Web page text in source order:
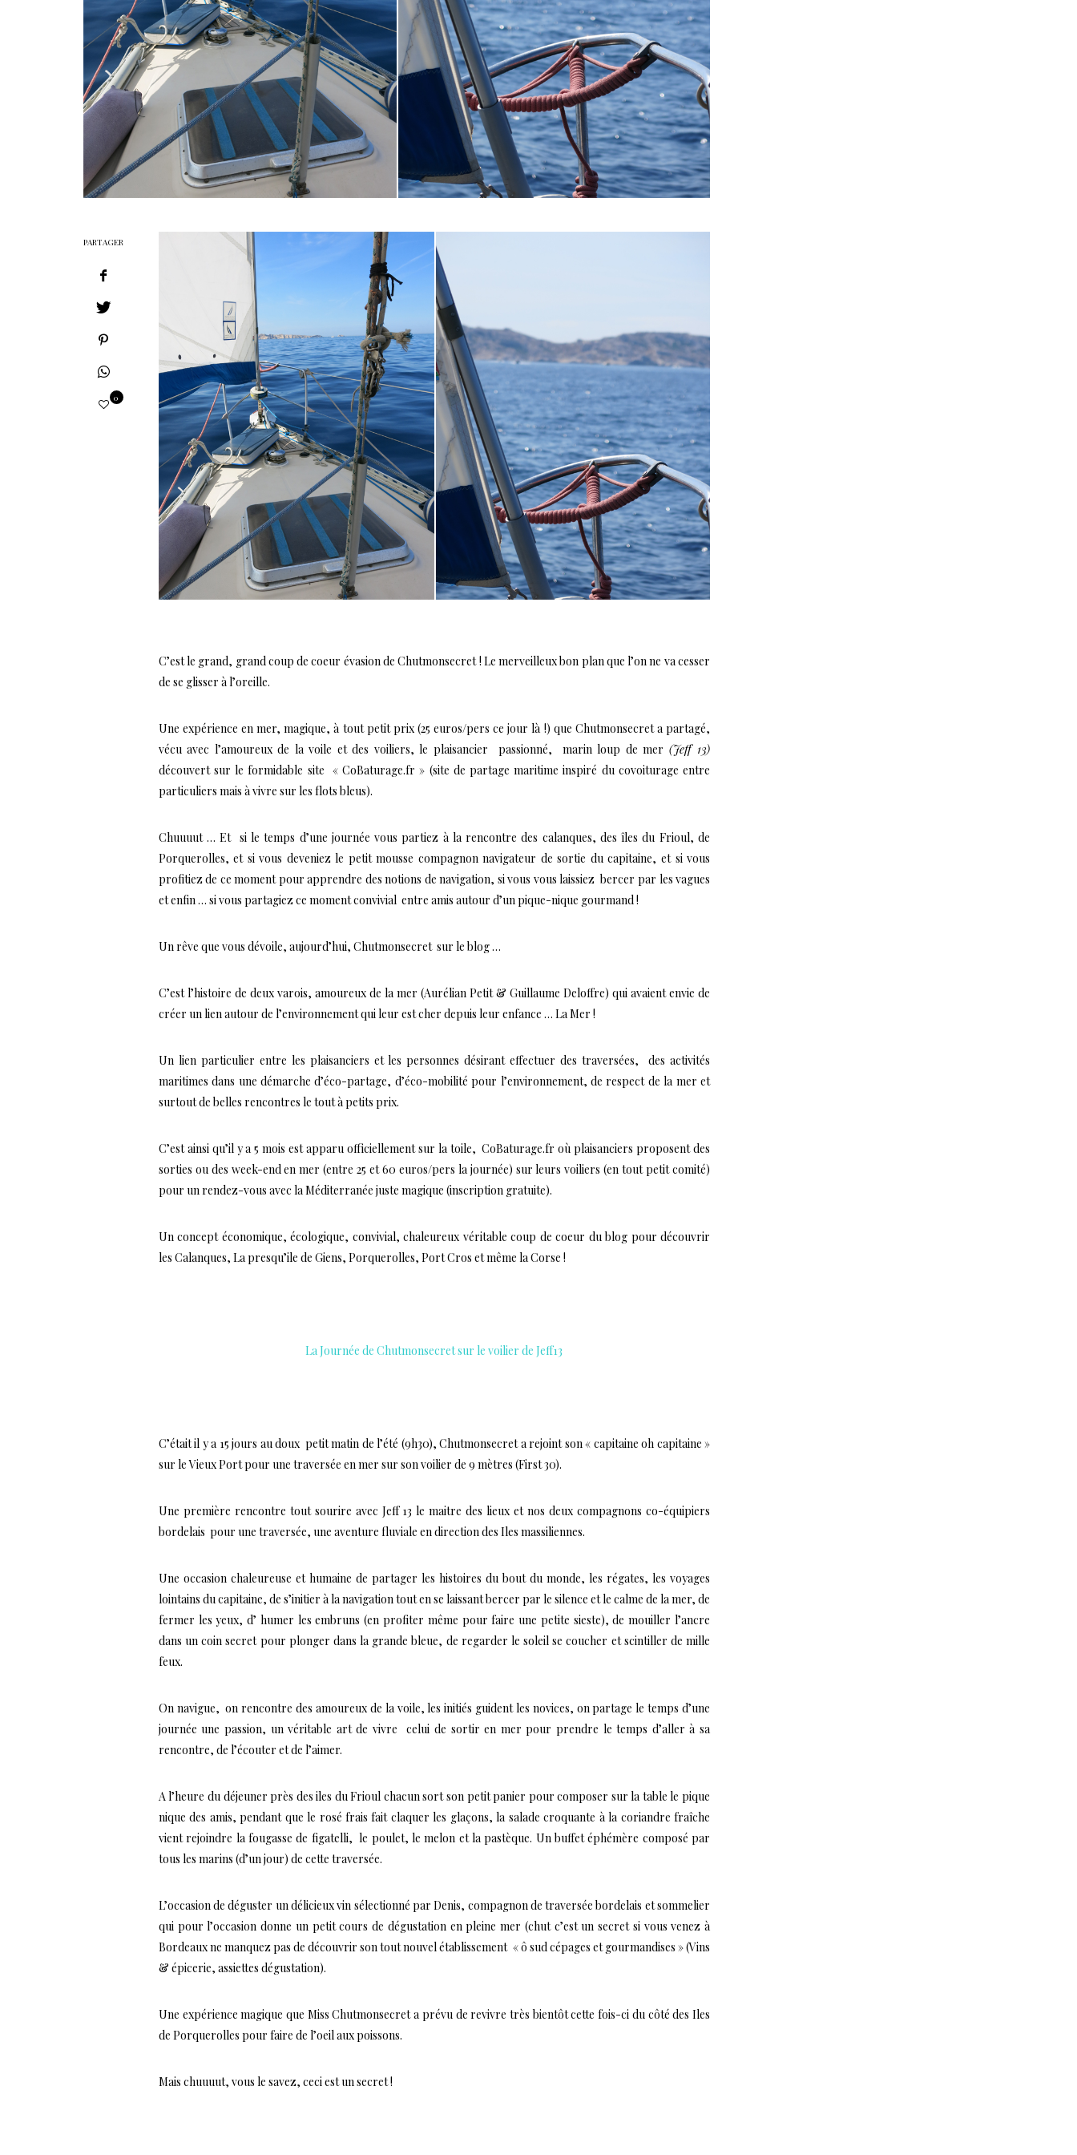
PARTAGER
0
C’est le grand, grand coup de coeur évasion de Chutmonsecret ! Le merveilleux bon plan que l’on ne va cesser
de se glisser à l’oreille.
Une expérience en mer, magique, à tout petit prix (25 euros/pers ce jour là !) que Chutmonsecret a partagé,
vécu avec l’amoureux de la voile et des voiliers, le plaisancier passionné, marin loup de mer (Jeff 13)
découvert sur le formidable site « CoBaturage.fr » (site de partage maritime inspiré du covoiturage entre
particuliers mais à vivre sur les flots bleus).
Chuuuut … Et si le temps d’une journée vous partiez à la rencontre des calanques, des îles du Frioul, de
Porquerolles, et si vous deveniez le petit mousse compagnon navigateur de sortie du capitaine, et si vous
profitiez de ce moment pour apprendre des notions de navigation, si vous vous laissiez bercer par les vagues
et enfin … si vous partagiez ce moment convivial entre amis autour d’un pique-nique gourmand !
Un rêve que vous dévoile, aujourd’hui, Chutmonsecret sur le blog …
C’est l’histoire de deux varois, amoureux de la mer (Aurélian Petit & Guillaume Deloffre) qui avaient envie de
créer un lien autour de l’environnement qui leur est cher depuis leur enfance … La Mer !
Un lien particulier entre les plaisanciers et les personnes désirant effectuer des traversées, des activités
maritimes dans une démarche d’éco-partage, d’éco-mobilité pour l’environnement, de respect de la mer et
surtout de belles rencontres le tout à petits prix.
C’est ainsi qu’il y a 5 mois est apparu officiellement sur la toile,CoBaturage.fr où plaisanciers proposent des
sorties ou des week-end en mer (entre 25 et 60 euros/pers la journée) sur leurs voiliers (en tout petit comité)
pour un rendez-vous avec la Méditerranée juste magique (inscription gratuite).
Un concept économique, écologique, convivial, chaleureux véritable coup de coeur du blog pour découvrir
les Calanques, La presqu’ile de Giens, Porquerolles, Port Cros et même la Corse !
La Journée de Chutmonsecret sur le voilier de Jeff13
C’était il y a 15 jours au doux petit matin de l’été (9h30), Chutmonsecret a rejoint son « capitaine oh capitaine »
sur le Vieux Port pour une traversée en mer sur son voilier de 9 mètres (First 30).
Une première rencontre tout sourire avec Jeff 13 le maitre des lieux et nos deux compagnons co-équipiers
bordelais pour une traversée, une aventure fluviale en direction des Iles massiliennes.
Une occasion chaleureuse et humaine de partager les histoires du bout du monde, les régates, les voyages
lointains du capitaine, de s’initier à la navigation tout en se laissant bercer par le silence et le calme de la mer, de
fermer les yeux, d’ humer les embruns (en profiter même pour faire une petite sieste), de mouiller l’ancre
dans un coin secret pour plonger dans la grande bleue, de regarder le soleil se coucher et scintiller de mille
feux.
On navigue, on rencontre des amoureux de la voile, les initiés guident les novices, on partage le temps d’une
journée une passion, un véritable art de vivre celui de sortir en mer pour prendre le temps d’aller à sa
rencontre, de l’écouter et de l’aimer.
A l’heure du déjeuner près des iles du Frioul chacun sort son petit panier pour composer sur la table le pique
nique des amis, pendant que le rosé frais fait claquer les glaçons, la salade croquante à la coriandre fraîche
vient rejoindre la fougasse de figatelli, le poulet, le melon et la pastèque. Un buffet éphémère composé par
tous les marins (d’un jour) de cette traversée.
L’occasion de déguster un délicieux vin sélectionné par Denis, compagnon de traversée bordelais et sommelier
qui pour l’occasion donne un petit cours de dégustation en pleine mer (chut c’est un secret si vous venez à
Bordeaux ne manquez pas de découvrir son tout nouvel établissement « ô sud cépages et gourmandises »(Vins
& épicerie, assiettes dégustation).
Une expérience magique que Miss Chutmonsecret a prévu de revivre très bientôt cette fois-ci du côté des Iles
de Porquerolles pour faire de l’oeil aux poissons.
Mais chuuuut, vous le savez, ceci est un secret !